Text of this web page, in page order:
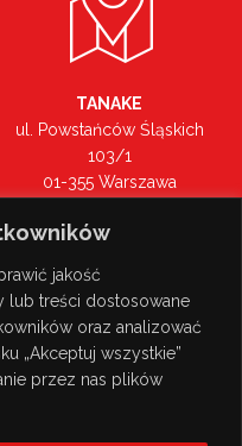
jakość
lub treści dostosowane
oraz analizować
„Akceptuj wszystkie”
przez nas plików
TANAKE
ul. Powstańców Śląskich
103/1
01-355 Warszawa
Zobacz na mapie >